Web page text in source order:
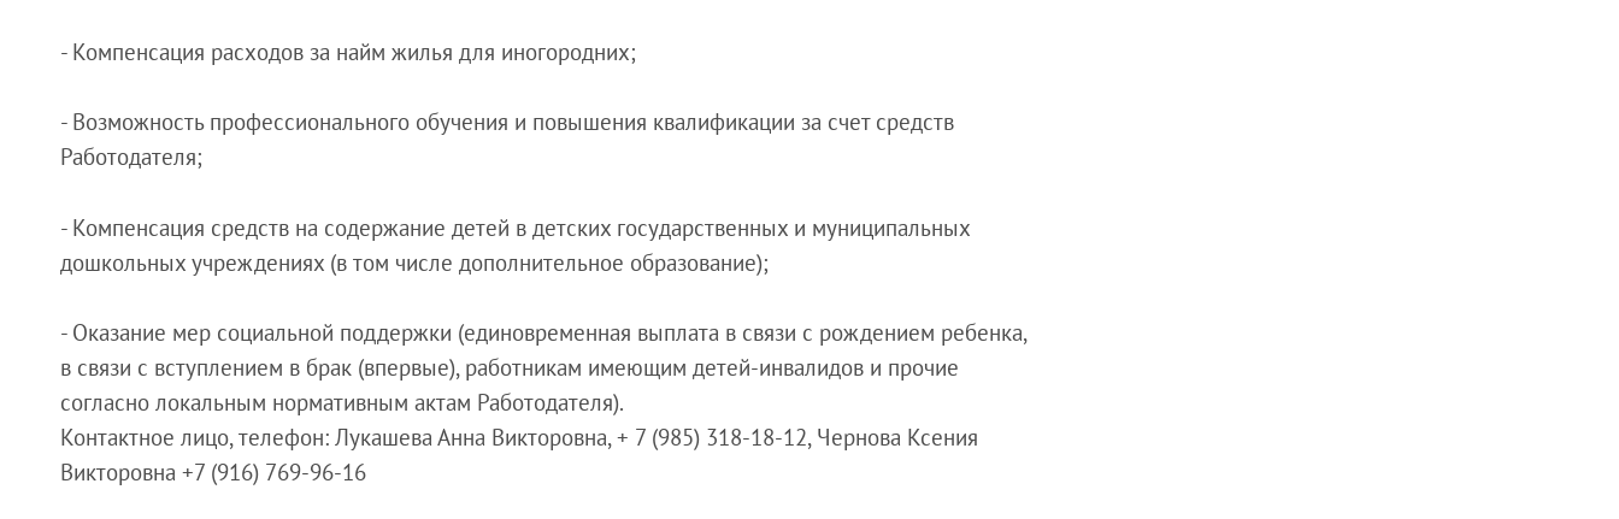
- Компенсация расходов за найм жилья для иногородних;
- Возможность профессионального обучения и повышения квалификации за счет средств
Работодателя;
- Компенсация средств на содержание детей в детских государственных и муниципальных
дошкольных учреждениях (в том числе дополнительное образование);
- Оказание мер социальной поддержки (единовременная выплата в связи с рождением ребенка,
в связи с вступлением в брак (впервые), работникам имеющим детей-инвалидов и прочие
согласно локальным нормативным актам Работодателя).
Контактное лицо, телефон: Лукашева Анна Викторовна, + 7 (985) 318-18-12, Чернова Ксения
Викторовна +7 (916) 769-96-16